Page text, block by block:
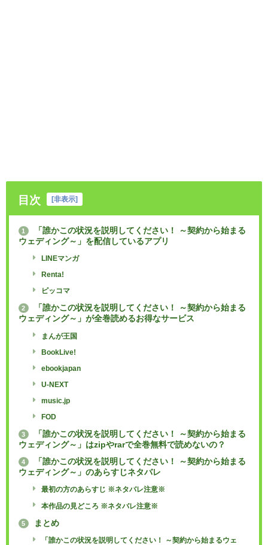
目次 [非表示]
1
「誰かこの状況を説明してください！ ～契約から始まる
ウェディング～」を配信しているアプリ
LINEマンガ
Renta!
ピッコマ
2
「誰かこの状況を説明してください！ ～契約から始まる
ウェディング～」が全巻読めるお得なサービス
まんが王国
BookLive!
ebookjapan
U-NEXT
music.jp
FOD
3
「誰かこの状況を説明してください！ ～契約から始まる
ウェディング～」はzipやrarで全巻無料で読めないの？
4
「誰かこの状況を説明してください！ ～契約から始まる
ウェディング～」のあらすじネタバレ
最初の方のあらすじ ※ネタバレ注意※
本作品の見どころ ※ネタバレ注意※
5 まとめ
「誰かこの状況を説明してください！ ～契約から始まるウェ